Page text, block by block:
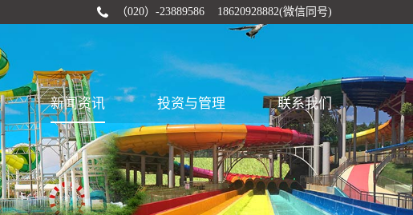
（020）-23889586 18620928882(微信同号)
新闻资讯 投资与管理 联系我们